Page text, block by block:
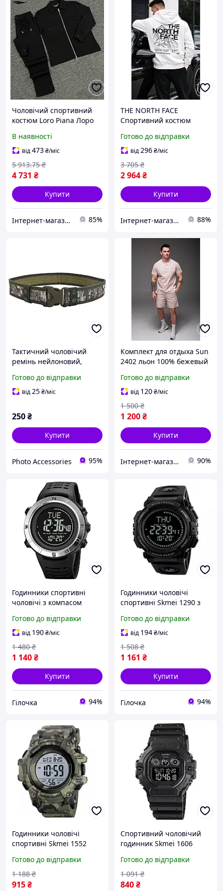
Чоловічий спортивний
костюм Loro Piana Лоро
тренувань та активного
відпочинку XXL (плечі
52см/груди 61см/рукав
68см/спина 79см пояс
41см/бедра 59см/довжина
109см)
В наявності
від473₴/міс
4 731 ₴
5 913.75 ₴
Купити
Інтернет-магазин SALE TOOLS 85%
THE NORTH FACE
Спортивний костюм
поясом і
повітропроникними
матеріалами для
активного відпочинку
Готово до відправки
від296₴/міс
2 964₴
3 705 ₴
Купити
Інтернет-магазин Min Price 88%
Тактичний чоловічий
ремінь нейлоновий,
з міцною пряжкою, для
роботи, туризму та
Готово до відправки
від25₴/міс
250₴
Купити
Photo Accessories 95%
Комплект для отдыха Sun
2402 льон 100% бежевый
карманами и резинкой на
поясе
Готово до відправки
від 120₴/міс
1 200₴
1 500 ₴
Купити
Інтернет-магазин Look 100 Clothes 90%
Годинники спортивні
чоловічі з компасом
електронні для туризму
та активного відпочинку
VE-33
Готово до відправки
від 190₴/міс
1 140₴
1 480 ₴
Купити
Гілочка 94%
Годинники чоловічі
спортивні Skmei 1290 з
активного відпочинку та
спорту водонепроник VE-
33
Готово до відправки
від 194₴/міс
1 161 ₴
1 508 ₴
Купити
Гілочка 94%
Годинники чоловічі
спортивні Skmei 1552
відпочинку та спорту
камуфляжні зелені VE-33
Готово до відправки
915₴
1 188 ₴
Спортивний чоловічий
годинник Skmei 1606
активного відпочинку та
занять спортом в VE-33
Готово до відправки
840₴
1 091 ₴